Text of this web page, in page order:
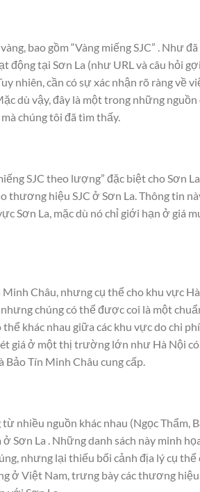
bao gồm “Vàng miếng SJC” . Như
động tại Sơn La (như URL và câu hỏi
nhiên, cần có sự xác nhận rõ ràng về
dù vậy, đây là một trong những
chúng tôi đã tìm thấy.
SJC theo lượng” đặc biệt cho Sơn
thương hiệu SJC ở Sơn La. Thông tin
Sơn La, mặc dù nó chỉ giới hạn ở giá
Châu, nhưng cụ thể cho khu vực
chúng có thể được coi là một
khác nhau giữa các khu vực do chi
giá ở một thị trường lớn như Hà Nội
Bảo Tín Minh Châu cung cấp.
nhiều nguồn khác nhau (Ngọc Thẩm,
Sơn La . Những danh sách này minh
nhưng lại thiếu bối cảnh địa lý cụ thể
ở Việt Nam, trưng bày các thương hiệu